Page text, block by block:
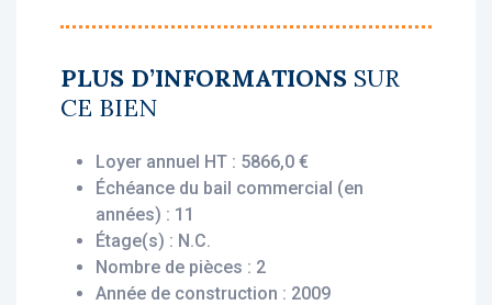
• Gestionnaire : Domitys
Vous bénéficiez du statut fiscal LMNP
d’impôt sur vos revenus locatifs. Le bien est
exploité par un gestionnaire professionnel
(Domitys), engagé par un bail commercial,
vous assurant le versement des loyers dès
l’acquisition, que le logement soit loué ou
PLUS D’INFORMATIONS SUR
CE BIEN
Loyer annuel HT : 5866,0 €
Échéance du bail commercial (en
années) : 11
Étage(s) : N.C.
Nombre de pièces : 2
Année de construction : 2009